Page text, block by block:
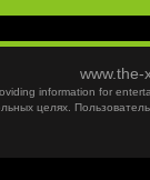
information for
целях.